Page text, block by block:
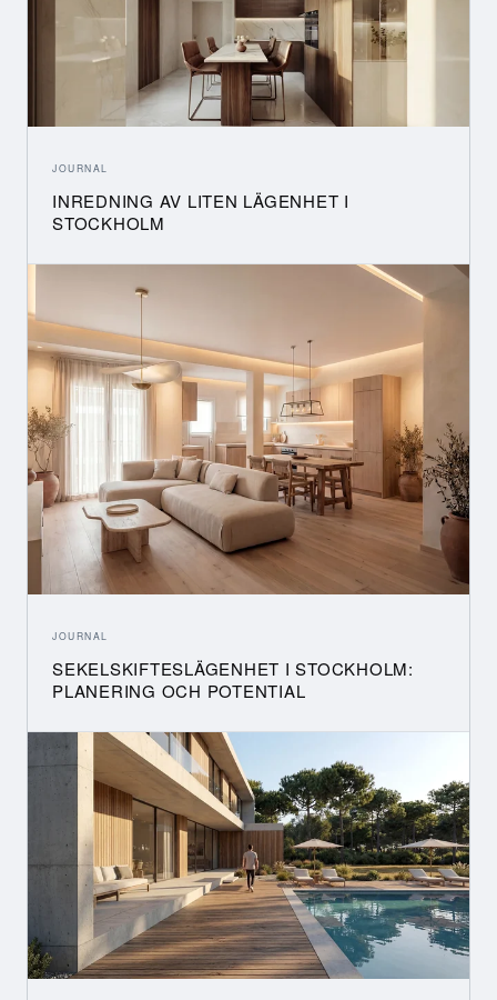
JOURNAL
INREDNING AV LITEN LÄGENHET I
STOCKHOLM
JOURNAL
SEKELSKIFTESLÄGENHET I STOCKHOLM:
PLANERING OCH POTENTIAL